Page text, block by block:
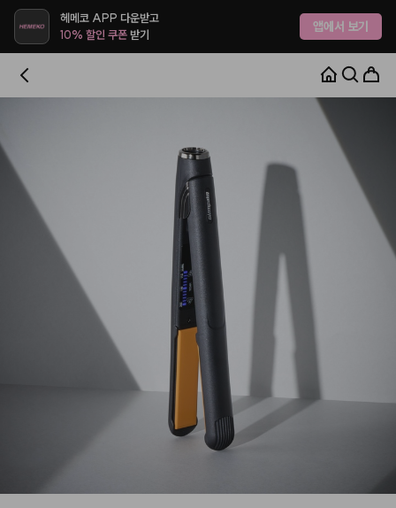
헤메코 APP 다운받고
10% 할인 쿠폰받기 앱에서 보기